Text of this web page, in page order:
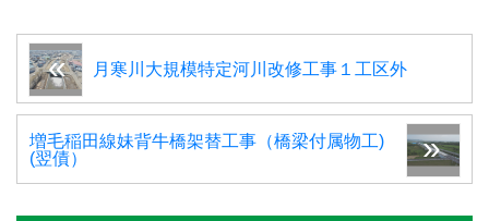
月寒川大規模特定河川改修工事１工区外
増毛稲田線妹背牛橋架替工事（橋梁付属物工)
(翌債）